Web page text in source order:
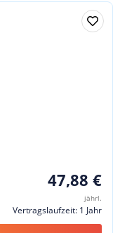
47,88 €
jährl.
Vertragslaufzeit: 1 Jahr